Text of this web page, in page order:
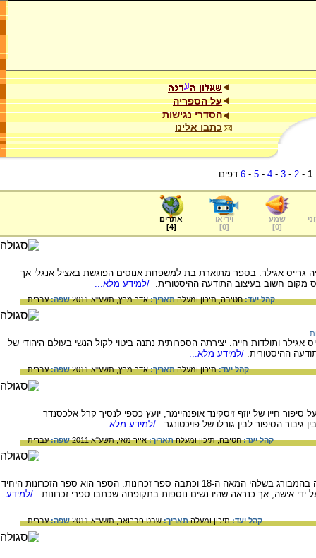
על הספריה
הסדרי נגישות
כתבו אלינו
1
-
2
-
3
-
4
-
5
-
6 דפים
שמע
[
0
]
וידיאו
[
0
]
אתרים
[
4
]
אגילר. בספר מתוארת בת למשפחת אנוסים הפוגשת באציל אנגלי אך
חשוב בעיצוב התודעה ההיסטורית. /למידע מלא...
קהל יעד:חטיבה,תיכון ומעלהתאריך:אדר מרץ, תשע"א 2011 שפה:עברית
אגילר ותולדות חייה. יצירתה הספרותית נתנה ביטוי לקול הנשי בעולם היהודי של
/למידע מלא...
קהל יעד:תיכון ומעלהתאריך:אדר מרץ, תשע"א 2011 שפה:עברית
סיפור חייו של יוזף זיסקינד אופנהיימר, יועץ כספי לנסיך קרל אלכסנדר
הסיפור לבין גורלו של פויכטונגר.
/למידע מלא...
קהל יעד:חטיבה,תיכון ומעלהתאריך:אייר מאי, תשע"א 2011 שפה:עברית
סיפורה של גליקל מהמלין, אשת עסקים שחיה בהמבורג בשלהי המאה ה-18 וכתבה ספר זכרונות. הספר הוא ספר הזכרונות היחיד
אישה, אך כנראה שהיו נשים נוספות בתקופתה שכתבו ספרי זכרונות. /למידע
קהל יעד:תיכון ומעלהתאריך:שבט פברואר, תשע"א 2011 שפה:עברית